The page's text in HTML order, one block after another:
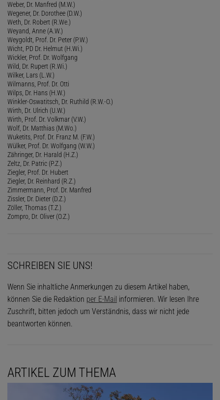
Weber, Dr. Manfred (M.W.)
Wegener, Dr. Dorothee (D.W.)
Weth, Dr. Robert (R.We.)
Weyand, Anne (A.W.)
Weygoldt, Prof. Dr. Peter (P.W.)
Wicht, PD Dr. Helmut (H.Wi.)
Wickler, Prof. Dr. Wolfgang
Wild, Dr. Rupert (R.Wi.)
Wilker, Lars (L.W.)
Wilmanns, Prof. Dr. Otti
Wilps, Dr. Hans (H.W.)
Winkler-Oswatitsch, Dr. Ruthild (R.W.-O.)
Wirth, Dr. Ulrich (U.W.)
Wirth, Prof. Dr. Volkmar (V.W.)
Wolf, Dr. Matthias (M.Wo.)
Wuketits, Prof. Dr. Franz M. (F.W.)
Wülker, Prof. Dr. Wolfgang (W.W.)
Zähringer, Dr. Harald (H.Z.)
Zeltz, Dr. Patric (P.Z.)
Ziegler, Prof. Dr. Hubert
Ziegler, Dr. Reinhard (R.Z.)
Zimmermann, Prof. Dr. Manfred
Zissler, Dr. Dieter (D.Z.)
Zöller, Thomas (T.Z.)
Zompro, Dr. Oliver (O.Z.)
SCHREIBEN SIE UNS!
Wenn Sie inhaltliche Anmerkungen zu diesem Artikel haben,
können Sie die Redaktion per E-Mail informieren. Wir lesen Ihre
Zuschrift, bitten jedoch um Verständnis, dass wir nicht jede
beantworten können.
ARTIKEL ZUM THEMA